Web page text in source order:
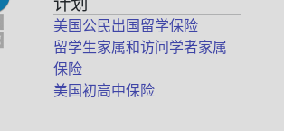
美国公民出国留学保险
留学生家属和访问学者家属
保险
美国初高中保险